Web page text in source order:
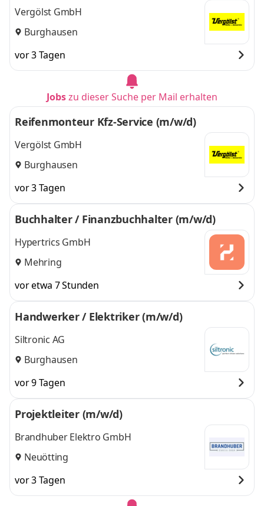
Vergölst GmbH
Burghausen
vor 3 Tagen
Jobszu dieser Suche per Mail erhalten
Reifenmonteur Kfz-Service (m/w/d)
Vergölst GmbH
Burghausen
vor 3 Tagen
Buchhalter / Finanzbuchhalter (m/w/d)
Hypertrics GmbH
Mehring
vor etwa 7 Stunden
Handwerker / Elektriker (m/w/d)
Siltronic AG
Burghausen
vor 9 Tagen
Projektleiter (m/w/d)
Brandhuber Elektro GmbH
Neuötting
vor 3 Tagen